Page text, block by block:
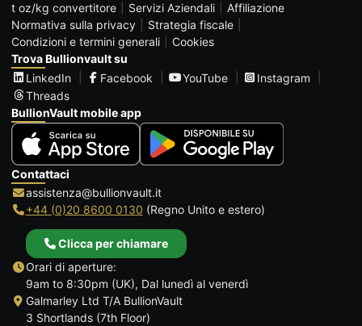
t oz/kg convertitore
Servizi Aziendali
Affiliazione
Normativa sulla privacy
Strategia fiscale
Condizioni e termini generali
Cookies
Trova Bullionvault su
LinkedIn
Facebook YouTube
Instagram
Threads
BullionVault mobile app
Contattaci
assistenza@bullionvault.it
+44 (0)20 8600 0130 (Regno Unito e estero)
Clicca per chiamare
Orari di aperture:
9am to 8:30pm (UK), Dal lunedì al venerdì
Galmarley Ltd T/A BullionVault
3 Shortlands (7th Floor)